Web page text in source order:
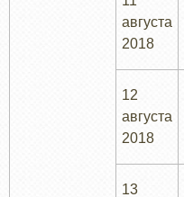
августа
2018
12
августа
2018
13